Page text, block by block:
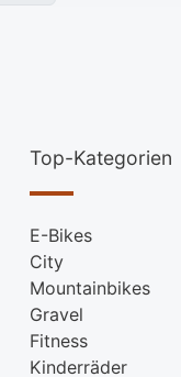
Top-Kategorien
E-Bikes
City
Mountainbikes
Gravel
Fitness
Kinderräder